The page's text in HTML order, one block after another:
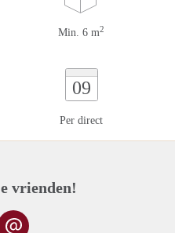
Min. 6 m2
09
Per direct
vrienden!